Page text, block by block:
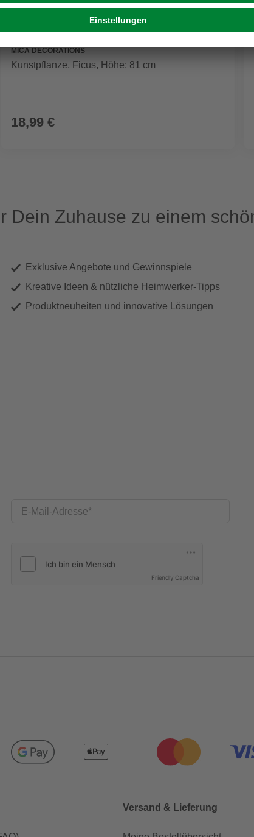
MICA DECORATIONS
Kunstpflanze, Ficus, Höhe: 81 cm
18,99 €
Dein Zuhause zu einem
Exklusive Angebote und Gewinnspiele
Kreative Ideen & nützliche Heimwerker-Tipps
Produktneuheiten und innovative Lösungen
E-Mail-Adresse
Friendly Captcha
Versand & Lieferung